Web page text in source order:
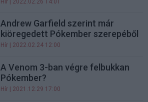
Andrew Garfield szerint már
kiöregedett Pókember szerepéből
Hír | 2022.02.24 12:00
A Venom 3-ban végre felbukkan
Pókember?
Hír | 2021.12.29 17:00